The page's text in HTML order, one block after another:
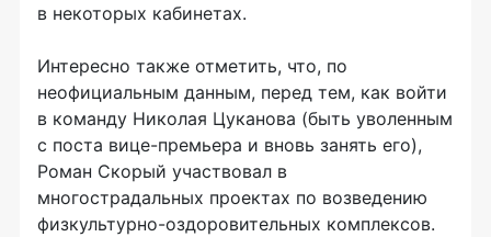
в некоторых кабинетах.
Интересно также отметить, что, по
неофициальным данным, перед тем, как войти
в команду Николая Цуканова (быть уволенным
с поста вице-премьера и вновь занять его),
Роман Скорый участвовал в
многострадальных проектах по возведению
физкультурно-оздоровительных комплексов.